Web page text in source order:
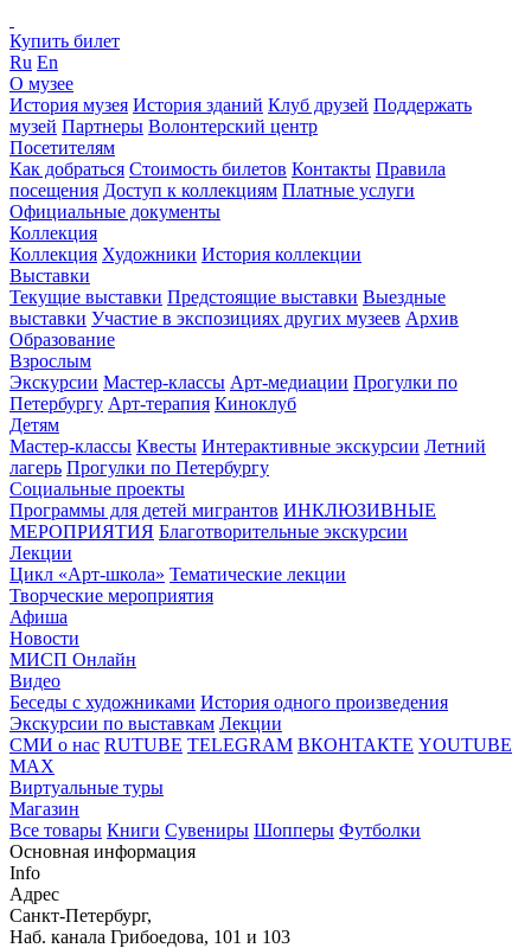
Купить билет
Ru En
О музее
История музея История зданий Клуб друзей Поддержать
музей Партнеры Волонтерский центр
Посетителям
Как добраться Стоимость билетов Контакты Правила
посещения Доступ к коллекциям Платные услуги
Официальные документы
Коллекция
Коллекция Художники История коллекции
Выставки
Текущие выставки Предстоящие выставки Выездные
выставки Участие в экспозициях других музеев Архив
Образование
Взрослым
Экскурсии Мастер-классы Арт-медиации Прогулки по
Петербургу Арт-терапия Киноклуб
Детям
Мастер-классы Квесты Интерактивные экскурсии Летний
лагерь Прогулки по Петербургу
Социальные проекты
Программы для детей мигрантов ИНКЛЮЗИВНЫЕ
МЕРОПРИЯТИЯ Благотворительные экскурсии
Лекции
Цикл «Арт-школа» Тематические лекции
Творческие мероприятия
Афиша
Новости
МИСП Онлайн
Видео
Беседы с художниками История одного произведения
Экскурсии по выставкам Лекции
СМИ о нас RUTUBE TELEGRAM ВКОНТАКТЕ YOUTUBE
MAX
Виртуальные туры
Магазин
Все товары Книги Сувениры Шопперы Футболки
Основная информация
Info
Адрес
Санкт-Петербург,
Наб. канала Грибоедова, 101 и 103